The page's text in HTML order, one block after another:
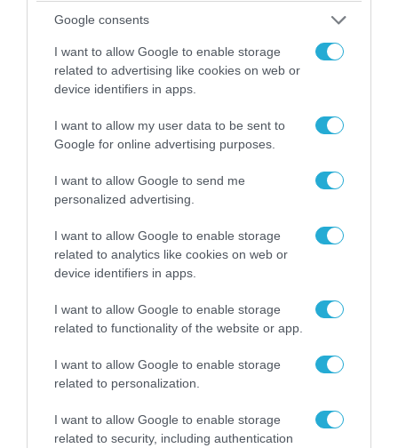
Google consents
I want to allow Google to enable storage
related to advertising like cookies on web or
device identifiers in apps.
I want to allow my user data to be sent to
Google for online advertising purposes.
I want to allow Google to send me
personalized advertising.
I want to allow Google to enable storage
related to analytics like cookies on web or
device identifiers in apps.
I want to allow Google to enable storage
related to functionality of the website or app.
I want to allow Google to enable storage
related to personalization.
I want to allow Google to enable storage
related to security, including authentication
06.08.2026 | 09:03
«Οι εντελώς αθώοι»: Η ανάρτηση του Αρκά για
τα ζώα που χάθηκαν στις πυρκαγιές της
Αττικής (φωτο)